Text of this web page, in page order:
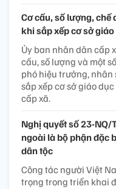
Cơ cấu, số lượng,
khi sắp xếp cơ sở
Ủy ban nhân dân cấp
cấu, số lượng và một
phó hiệu trưởng,
sắp xếp cơ sở giáo
cấp xã.
Nghị quyết số 23-
ngoài là bộ phận đặc
dân tộc
Công tác người Việt
trọng trong triển khai